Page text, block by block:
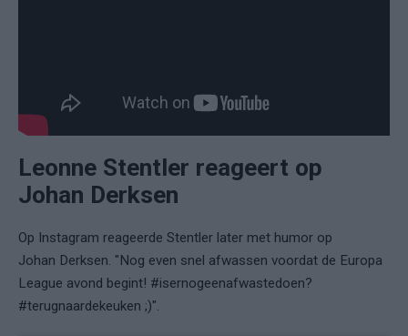
Leonne Stentler reageert op
Johan Derksen
Op Instagram reageerde Stentler later met humor op
Johan Derksen. "Nog even snel afwassen voordat de Europa
League avond begint! #isernogeenafwastedoen?
#terugnaardekeuken ;)".